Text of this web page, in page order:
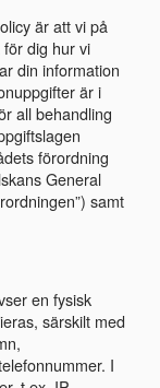
är att vi på
dig hur vi
din information
är i
all behandling
förordning
General
samt
en fysisk
särskilt med
I